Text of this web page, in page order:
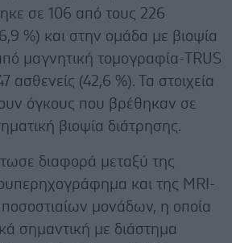
σε 106 από τους 226
%) και στην ομάδα με βιοψία
μαγνητική τομογραφία-TRUS
ασθενείς (42,6 %). Τα στοιχεία
όγκους που βρέθηκαν σε
βιοψία διάτρησης.
διαφορά μεταξύ της
και της MRI-
ποσοστιαίων μονάδων, η οποία
σημαντική με διάστημα